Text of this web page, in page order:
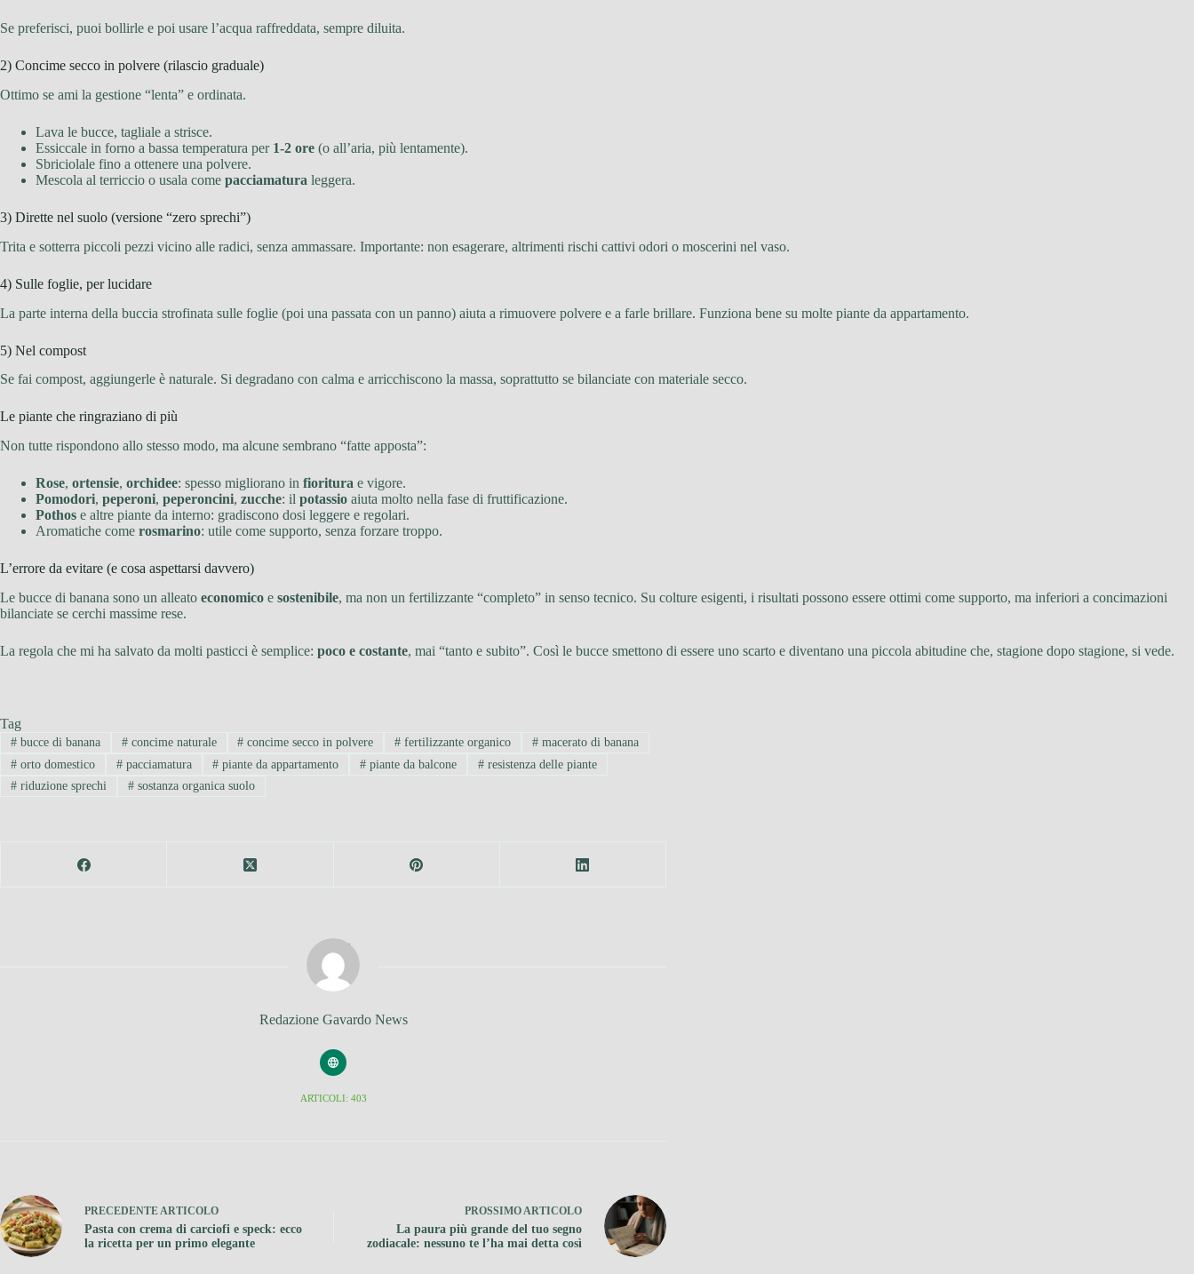
Se preferisci, puoi bollirle e poi usare l’acqua raffreddata, sempre diluita.
2) Concime secco in polvere (rilascio graduale)
Ottimo se ami la gestione “lenta” e ordinata.
Lava le bucce, tagliale a strisce.
Essiccale in forno a bassa temperatura per 1-2 ore (o all’aria, più lentamente).
Sbriciolale fino a ottenere una polvere.
Mescola al terriccio o usala come pacciamatura leggera.
3) Dirette nel suolo (versione “zero sprechi”)
Trita e sotterra piccoli pezzi vicino alle radici, senza ammassare. Importante: non esagerare, altrimenti rischi cattivi odori o moscerini nel vaso.
4) Sulle foglie, per lucidare
La parte interna della buccia strofinata sulle foglie (poi una passata con un panno) aiuta a rimuovere polvere e a farle brillare. Funziona bene su molte piante da appartamento.
5) Nel compost
Se fai compost, aggiungerle è naturale. Si degradano con calma e arricchiscono la massa, soprattutto se bilanciate con materiale secco.
Le piante che ringraziano di più
Non tutte rispondono allo stesso modo, ma alcune sembrano “fatte apposta”:
Rose, ortensie, orchidee: spesso migliorano in fioritura e vigore.
Pomodori, peperoni, peperoncini, zucche: il potassio aiuta molto nella fase di fruttificazione.
Pothos e altre piante da interno: gradiscono dosi leggere e regolari.
Aromatiche come rosmarino: utile come supporto, senza forzare troppo.
L’errore da evitare (e cosa aspettarsi davvero)
Le bucce di banana sono un alleato economico e sostenibile, ma non un fertilizzante “completo” in senso tecnico. Su colture esigenti, i risultati possono essere ottimi come supporto, ma inferiori a concimazioni
bilanciate se cerchi massime rese.
La regola che mi ha salvato da molti pasticci è semplice: poco e costante, mai “tanto e subito”. Così le bucce smettono di essere uno scarto e diventano una piccola abitudine che, stagione dopo stagione, si vede.
Tag
#bucce di banana #concime naturale # concime secco in polvere # fertilizzante organico # macerato di banana
#orto domestico #pacciamatura # piante da appartamento # piante da balcone # resistenza delle piante
#riduzione sprechi #sostanza organica suolo
Redazione Gavardo News
ARTICOLI: 403
PRECEDENTE ARTICOLO
Pasta con crema di carciofi e speck: ecco
la ricetta per un primo elegante
PROSSIMO ARTICOLO
La paura più grande del tuo segno
zodiacale: nessuno te l’ha mai detta così